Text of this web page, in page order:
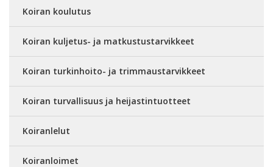
Koiran koulutus
Koiran kuljetus- ja matkustustarvikkeet
Koiran turkinhoito- ja trimmaustarvikkeet
Koiran turvallisuus ja heijastintuotteet
Koiranlelut
Koiranloimet